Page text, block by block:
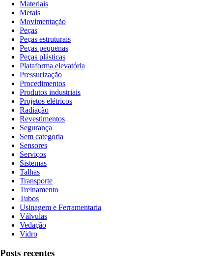
Materiais
Metais
Movimentação
Peças
Peças estruturais
Peças pequenas
Peças plásticas
Plataforma elevatória
Pressurização
Procedimentos
Produtos industriais
Projetos elétricos
Radiação
Revestimentos
Segurança
Sem categoria
Sensores
Serviços
Sistemas
Talhas
Transporte
Treinamento
Tubos
Usinagem e Ferramentaria
Válvulas
Vedação
Vidro
Posts recentes